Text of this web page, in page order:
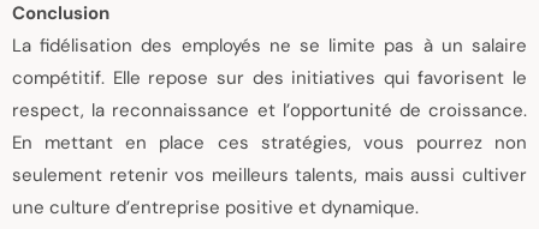
Conclusion
La fidélisation des employés ne se limite pas à un salaire
compétitif. Elle repose sur des initiatives qui favorisent le
respect, la reconnaissance et l’opportunité de croissance.
En mettant en place ces stratégies, vous pourrez non
seulement retenir vos meilleurs talents, mais aussi cultiver
une culture d’entreprise positive et dynamique.